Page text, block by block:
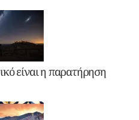
είναι η παρατήρηση